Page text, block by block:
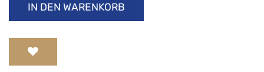
IN DEN WARENKORB